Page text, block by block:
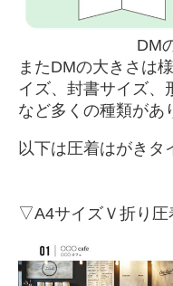
DM
またDMの大きさは
イズ、封書サイズ、
など多くの種類があ
以下は圧着はがきタ
▽A4サイズＶ折り圧